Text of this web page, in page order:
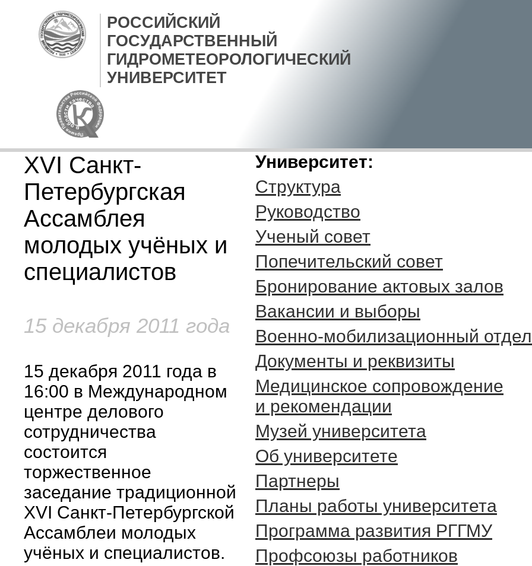
РОССИЙСКИЙ
ГОСУДАРСТВЕННЫЙ
ГИДРОМЕТЕОРОЛОГИЧЕСКИЙ
УНИВЕРСИТЕТ
XVI Санкт-
Петербургская
Ассамблея
молодых учёных и
специалистов
15 декабря 2011 года
15 декабря 2011 года в
16:00 в Международном
центре делового
сотрудничества
состоится
торжественное
заседание традиционной
XVI Санкт-Петербургской
Ассамблеи молодых
учёных и специалистов.
Университет:
Структура
Руководство
Ученый совет
Попечительский совет
Бронирование актовых залов
Вакансии и выборы
Военно-мобилизационный отдел
Документы и реквизиты
Медицинское сопровождение
и рекомендации
Музей университета
Об университете
Партнеры
Планы работы университета
Программа развития РГГМУ
Профсоюзы работников